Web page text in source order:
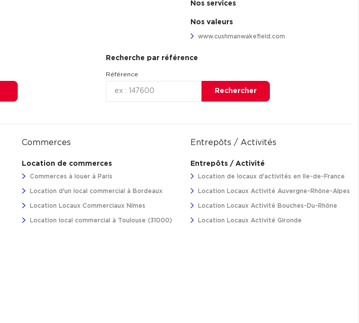
Nos services
Nos valeurs
www.cushmanwakefield.com
Recherche par référence
Référence
Rechercher
Commerces
Location de commerces
Commerces à louer à Paris
Location d'un local commercial à Bordeaux
Location Locaux Commerciaux Nîmes
Location local commercial à Toulouse (31000)
Entrepôts / Activités
Entrepôts / Activité
Location de locaux d'activités en Ile-de-France
Location Locaux Activité Auvergne-Rhône-Alpes
Location Locaux Activité Bouches-Du-Rhône
Location Locaux Activité Gironde